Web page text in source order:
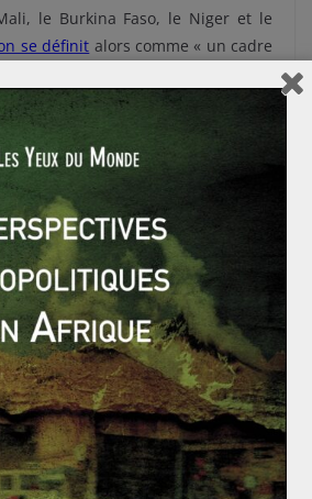
le Burkina Faso, le Niger et le
se définit alors comme « un cadre
». Son objectif est d’allier
au sein des états membres.
vise surtout à attirer et
de l’aide dégagés par les
fonds internationaux. Le pilier
à lui sur la « force conjointe »,
d’une demi-douzaine de
armées nationales, son défi est de
Soit, les zones où se concentrent
djihadistes. Cette force va vite
problèmes qui touchent les armées
de financement, l’inertie
problèmes de coordination et la
limitent son efficacité.